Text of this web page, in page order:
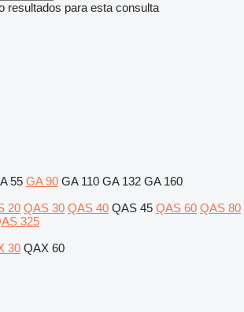
resultados para esta consulta
55 GA 90 GA 110 GA 132 GA 160
20 QAS 30 QAS 40 QAS 45 QAS 60 QAS 80
325
30 QAX 60